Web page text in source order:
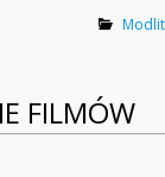
FILMÓW